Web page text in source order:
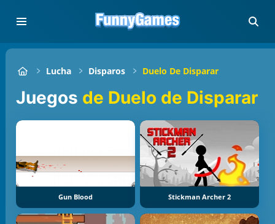
Lucha Disparos Duelo De Disparar
Juegos de Duelo de Disparar
Gun Blood Stickman Archer 2